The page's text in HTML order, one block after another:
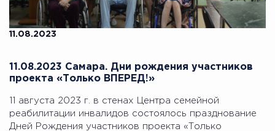
11.08.2023
11.08.2023 Самара. Дни рождения участников
проекта «Только ВПЕРЕД!»
11 августа 2023 г. в стенах Центра семейной
реабилитации инвалидов состоялось празднование
Дней Рождения участников проекта «Только